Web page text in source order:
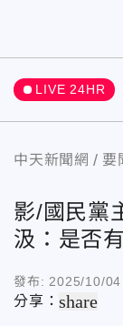
LIVE 24HR
中天新聞網 要
影/國民黨
汲：是否
發布: 2025/10/
分享：share